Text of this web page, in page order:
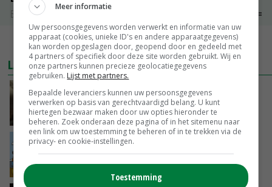
Boerenkaas
MEER MARKTPRIJZEN
LAATSTE NIEUWS
‘Samenwerking A-ware en Amalthea gaat
zorgen voor meer balans’
GISTEREN, 16:01
Internationale vraag naar geitenzuivel blijft
groot: Nederland in Europese top
Meer informatie
Uw persoonsgegevens worden verwerkt en informatie van uw
apparaat (cookies, unieke ID's en andere apparaatgegevens)
kan worden opgeslagen door, geopend door en gedeeld met
4 partners of specifiek door deze site worden gebruikt. Wij en
onze partners kunnen precieze geolocatiegegevens
gebruiken. Lijst met partners.
Bepaalde leveranciers kunnen uw persoonsgegevens
verwerken op basis van gerechtvaardigd belang. U kunt
hiertegen bezwaar maken door uw opties hieronder te
beheren. Zoek onderaan deze pagina of in het sitemenu naar
een link om uw toestemming te beheren of in te trekken via de
privacy- en cookie-instellingen.
Toestemming